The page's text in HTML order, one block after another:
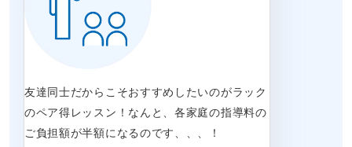
友達同士だからこそおすすめしたいのがラック
のペア得レッスン！なんと、各家庭の指導料の
ご負担額が半額になるのです、、、！